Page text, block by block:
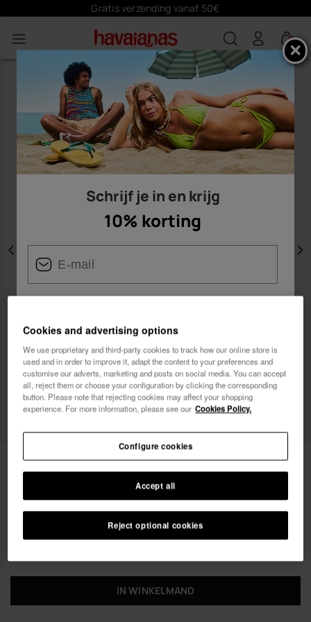
Gratis verzending vanaf 50€
0
Vorige
Havaianas Casual Bag II € 38,00
IN WINKELMAND
Schrijf je in en krijg
10% korting
Ik wil commerciële berichten ontvangen, in om het
even welk formaat. Ik heb het Privacybeleid
gelezen
en ga ermee akkoord.
Cookies and advertising options
We use proprietary and third-party cookies to track how our online store is
used and in order to improve it, adapt the content to your preferences and
customise our adverts, marketing and posts on social media. You can accept
all, reject them or choose your configuration by clicking the corresponding
button. Please note that rejecting cookies may affect your shopping
experience. For more information, please see our Cookies Policy.
Reject optional cookies
Accept all
Configure cookies